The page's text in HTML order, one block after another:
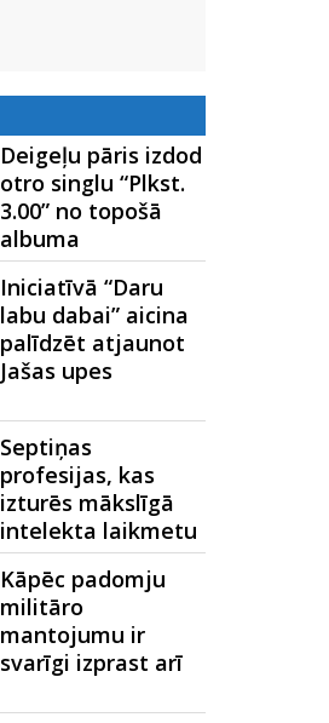
Deigeļu pāris izdod
otro singlu “Plkst.
3.00” no topošā
albuma
Iniciatīvā “Daru
labu dabai” aicina
palīdzēt atjaunot
Jašas upes
Septiņas
profesijas, kas
izturēs mākslīgā
intelekta laikmetu
Kāpēc padomju
militāro
mantojumu ir
svarīgi izprast arī